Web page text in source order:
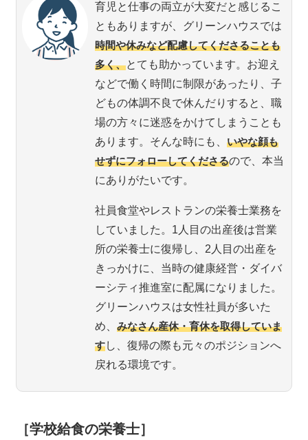
育児と仕事の両立が大変だと感じるこ
ともありますが、グリーンハウスでは
時間や休みなど配慮してくださることも
多く、とても助かっています。お迎え
などで働く時間に制限があったり、子
どもの体調不良で休んだりすると、職
場の方々に迷惑をかけてしまうことも
あります。そんな時にも、いやな顔も
せずにフォローしてくださるので、本当
にありがたいです。
社員食堂やレストランの栄養士業務を
していました。1人目の出産後は営業
所の栄養士に復帰し、2人目の出産を
きっかけに、当時の健康経営・ダイバ
ーシティ推進室に配属になりました。
グリーンハウスは女性社員が多いた
め、みなさん産休・育休を取得していま
すし、復帰の際も元々のポジションへ
戻れる環境です。
［学校給食の栄養士］